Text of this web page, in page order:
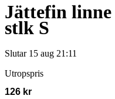
Jättefin
stlk S
Slutar 15 aug 21:11
Utropspris
126 kr